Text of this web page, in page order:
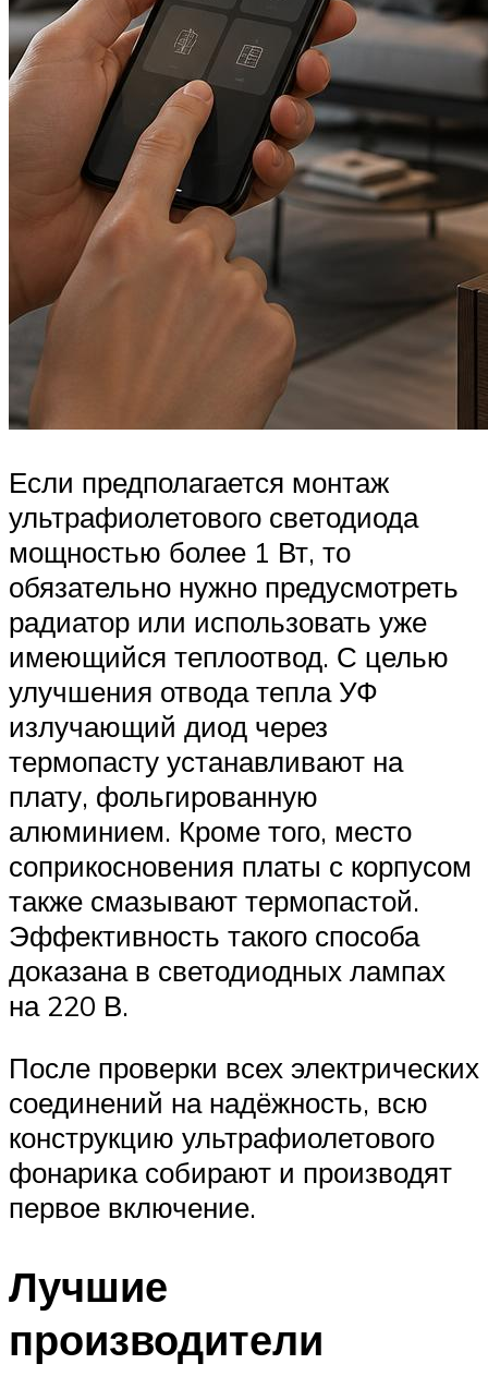
Если предполагается монтаж
ультрафиолетового светодиода
мощностью более 1 Вт, то
обязательно нужно предусмотреть
радиатор или использовать уже
имеющийся теплоотвод. С целью
улучшения отвода тепла УФ
излучающий диод через
термопасту устанавливают на
плату, фольгированную
алюминием. Кроме того, место
соприкосновения платы с корпусом
также смазывают термопастой.
Эффективность такого способа
доказана в светодиодных лампах
на 220 В.
После проверки всех электрических
соединений на надёжность, всю
конструкцию ультрафиолетового
фонарика собирают и производят
первое включение.
Лучшие
производители